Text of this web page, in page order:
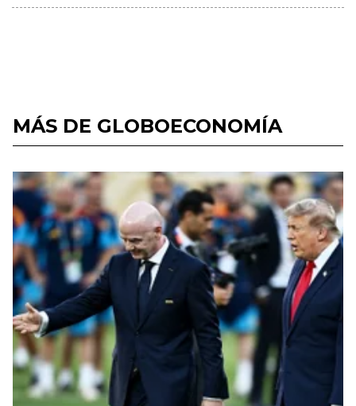
MÁS DE GLOBOECONOMÍA